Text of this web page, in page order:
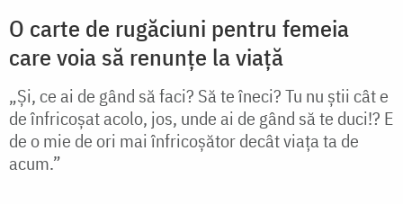
O carte de rugăciuni pentru femeia
care voia să renunțe la viață
„Şi, ce ai de gând să faci? Să te îneci? Tu nu ştii cât e
de înfricoşat acolo, jos, unde ai de gând să te duci!? E
de o mie de ori mai înfricoşător decât viaţa ta de
acum.”